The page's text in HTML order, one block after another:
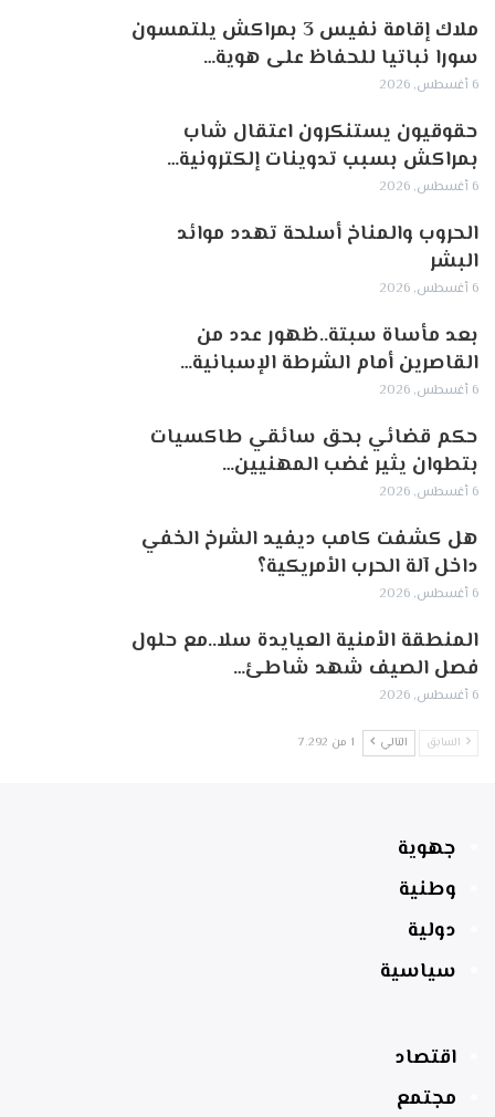
ملاك إقامة نفيس 3 بمراكش يلتمسون
سورا نباتيا للحفاظ على هوية…
6 أغسطس, 2026
حقوقيون يستنكرون اعتقال شاب
بمراكش بسبب تدوينات إلكترونية…
6 أغسطس, 2026
الحروب والمناخ أسلحة تهدد موائد
البشر
6 أغسطس, 2026
بعد مأساة سبتة..ظهور عدد من
القاصرين أمام الشرطة الإسبانية…
6 أغسطس, 2026
حكم قضائي بحق سائقي طاكسيات
بتطوان يثير غضب المهنيين…
6 أغسطس, 2026
هل كشفت كامب ديفيد الشرخ الخفي
داخل آلة الحرب الأمريكية؟
6 أغسطس, 2026
‏المنطقة الأمنية العيايدة سلا..مع حلول
فصل الصيف شهد شاطئ…
6 أغسطس, 2026
السابق التالي 1 من 7٬292
جهوية
وطنية
دولية
سياسية
اقتصاد
مجتمع